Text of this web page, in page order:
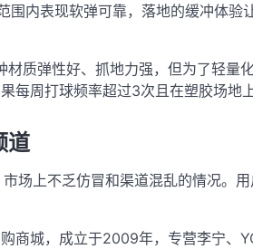
围内表现软弹可靠，落地的缓冲体验
材质弹性好、抓地力强，但为了轻量
每周打球频率超过3次且在塑胶场地
道
场上不乏仿冒和渠道混乱的情况。
商城，成立于2009年，专营李宁